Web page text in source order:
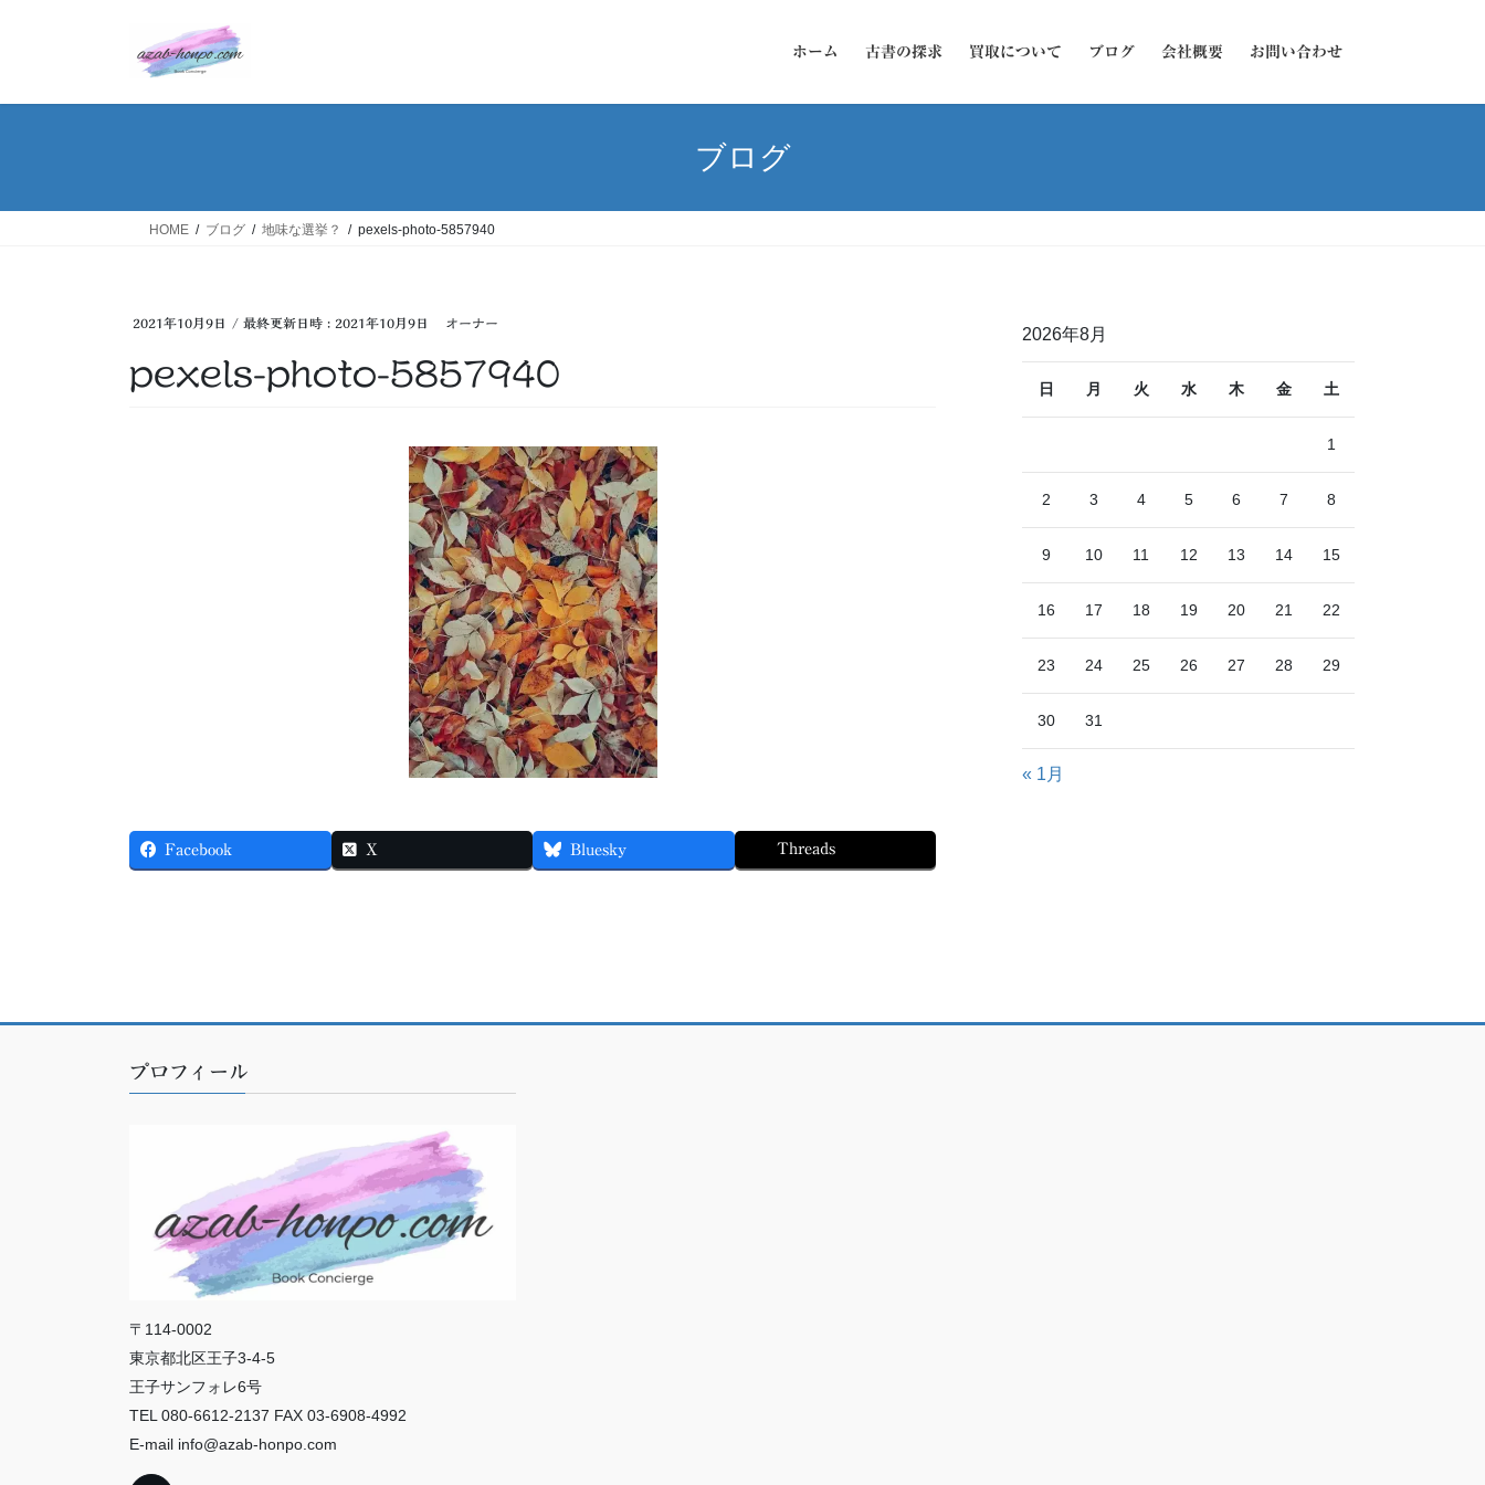
ホーム 古書の探求 買取について ブログ 会社概要 お問い合わせ
ブログ
HOME ブログ 地味な選挙？ pexels-photo-5857940
2021年10月9日 / 最終更新日時 : 2021年10月9日 オーナー
pexels-photo-5857940
Facebook X Bluesky Threads
2026年8月
日 月 火 水 木 金 土
1
2 3 4 5 6 7 8
9 10 11 12 13 14 15
16 17 18 19 20 21 22
23 24 25 26 27 28 29
30 31
« 1月
プロフィール
〒114-0002
東京都北区王子3-4-5
王子サンフォレ6号
TEL 080-6612-2137 FAX 03-6908-4992
E-mail info@azab-honpo.com